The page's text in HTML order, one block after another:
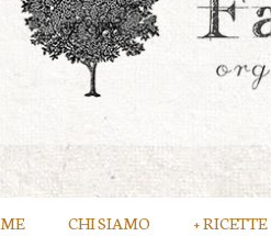
CHI SIAMO RICETTE
+